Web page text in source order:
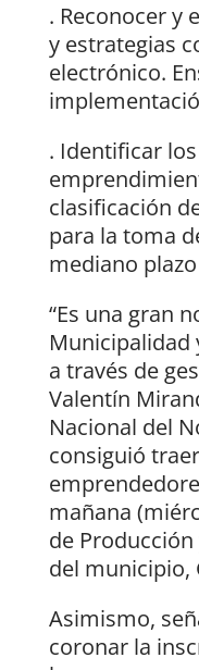
. Reconocer y
y estrategias
electrónico.
. Identificar
clasificación
para la toma
mediano plazo
“Es una gran
Municipalidad
a través de
Valentín
Nacional del
consiguió
mañana
de
del municipio,
Asimismo,
coronar la